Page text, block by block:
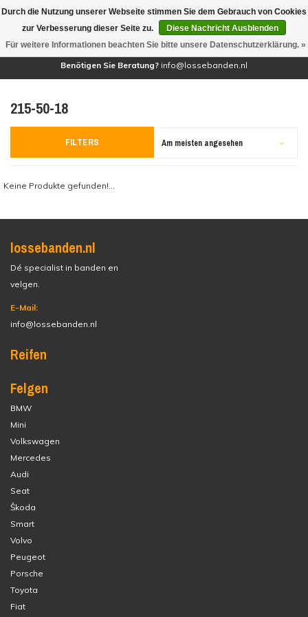
(0)
Benötigen Sie Beratung? info@lossebanden.nl
215-50-18
FILTERS Am meisten angesehen
Keine Produkte gefunden!...
lossebanden.nl
Dé specialist in banden en
velgen.
E-Mail:
info@lossebanden.nl
Reifen
Felgen
BMW
Mini
Volkswagen
Mercedes
Audi
Seat
Škoda
Smart
Volvo
Peugeot
Porsche
Toyota
Fiat
Durch die Nutzung unserer Webseite stimmen Sie dem Gebrauch von Cookies
zur Verbesserung dieser Seite zu.
Diese Nachricht Ausblenden
Für weitere Informationen beachten Sie bitte unsere Datenschutzerklärung. »